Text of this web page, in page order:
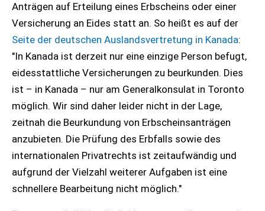
Anträgen auf Erteilung eines Erbscheins oder einer
Versicherung an Eides statt an. So heißt es auf der
Seite der deutschen Auslandsvertretung in Kanada:
"In Kanada ist derzeit nur eine einzige Person befugt,
eidesstattliche Versicherungen zu beurkunden. Dies
ist – in Kanada – nur am Generalkonsulat in Toronto
möglich. Wir sind daher leider nicht in der Lage,
zeitnah die Beurkundung von Erbscheinsanträgen
anzubieten. Die Prüfung des Erbfalls sowie des
internationalen Privatrechts ist zeitaufwändig und
aufgrund der Vielzahl weiterer Aufgaben ist eine
schnellere Bearbeitung nicht möglich."